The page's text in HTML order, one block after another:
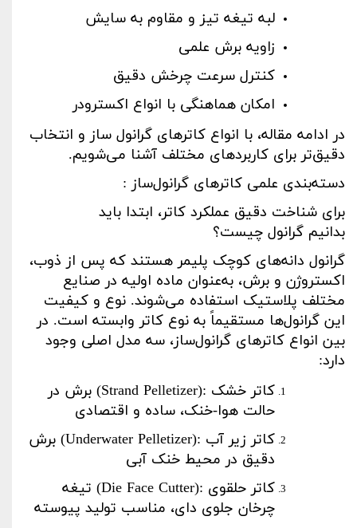
لبه تیغه تیز و مقاوم به سایش
زاویه برش علمی
کنترل سرعت چرخش دقیق
امکان هماهنگی با انواع اکسترودر
در ادامه مقاله، با انواع کاترهای گرانول ساز و انتخاب
دقیق‌تر برای کاربردهای مختلف آشنا می‌شویم.
دسته‌بندی علمی کاترهای گرانول‌ساز :
برای شناخت دقیق عملکرد کاتر، ابتدا باید
بدانیم گرانول چیست؟
گرانول دانه‌های کوچک پلیمر هستند که پس از ذوب،
اکستروژن و برش، به‌عنوان ماده اولیه در صنایع
مختلف پلاستیک استفاده می‌شوند. نوع و کیفیت
این گرانول‌ها مستقیماً به نوع کاتر وابسته است. در
بین انواع کاترهای گرانول‌ساز، سه مدل اصلی وجود
دارد:
کاتر خشک (Strand Pelletizer): برش در
حالت هوا-خنک، ساده و اقتصادی
کاتر زیر آب (Underwater Pelletizer): برش
دقیق در محیط خنک آبی
کاتر حلقوی (Die Face Cutter): تیغه
چرخان جلوی دای، مناسب تولید پیوسته